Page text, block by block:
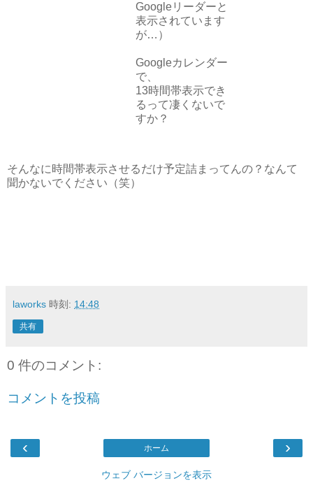
Googleリーダーと
表示されています
が…）
Googleカレンダー
で、
13時間帯表示でき
るって凄くないで
すか？
そんなに時間帯表示させるだけ予定詰まってんの？なんて
聞かないでください（笑）
laworks 時刻: 14:48
共有
0 件のコメント:
コメントを投稿
‹ ›
ホーム
ウェブ バージョンを表示